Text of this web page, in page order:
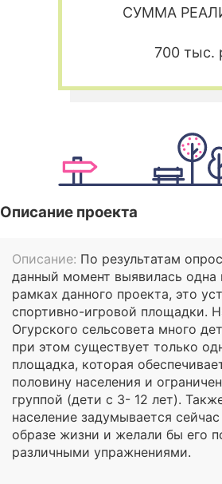
СУММА
700 тыс.
Описание проекта
Описание: По результатам
данный момент выявилась одна
рамках данного проекта, это
спортивно-игровой площадки.
Огурского сельсовета много
при этом существует только
площадка, которая
половину населения и
группой (дети с 3- 12 лет).
население задумывается
образе жизни и желали бы его
различными упражнениями.